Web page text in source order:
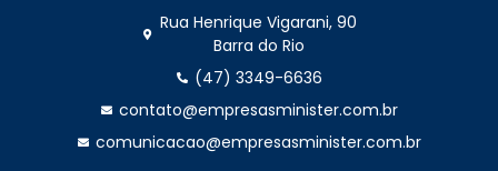
Rua Henrique Vigarani, 90
Barra do Rio
(47) 3349-6636
contato@empresasminister.com.br
comunicacao@empresasminister.com.br